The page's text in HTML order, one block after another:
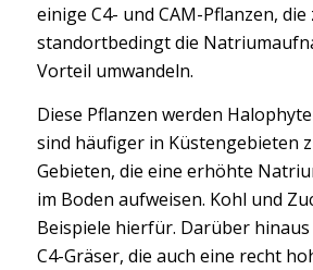
einige C4- und CAM-Pflanzen,
standortbedingt die
Vorteil umwandeln.
Diese Pflanzen werden
sind häufiger in Küstengebieten
Gebieten, die eine erhöhte
im Boden aufweisen. Kohl und
Beispiele hierfür. Darüber
C4-Gräser, die auch eine recht